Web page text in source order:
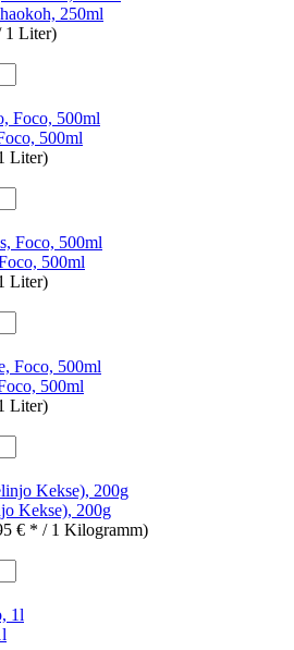
250ml
1 Liter)
500ml
Liter)
500ml
Liter)
500ml
Liter)
Kekse), 200g
€ * / 1 Kilogramm)